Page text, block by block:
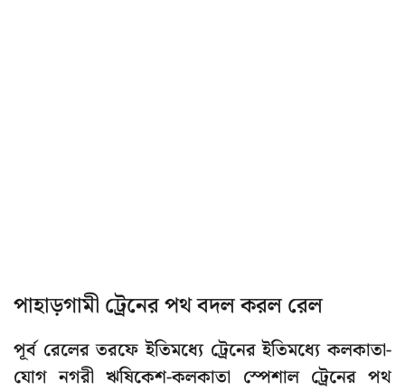
পাহাড়গামী ট্রেনের পথ বদল করল রেল
পূর্ব রেলের তরফে ইতিমধ্যে ট্রেনের ইতিমধ্যে কলকাতা-
যোগ নগরী ঋষিকেশ-কলকাতা স্পেশাল ট্রেনের পথ